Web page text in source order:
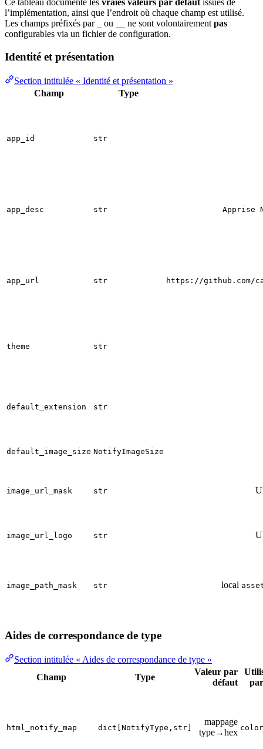
Ce tableau documente les vraies valeurs par défaut issues de
l’implémentation, ainsi que l’endroit où chaque champ est utilisé.
Les champs préfixés par
ou ne sont volontairement pas
configurables via un fichier de configuration.
Identité et présentation
Section intitulée « Identité et présentation »
Champ
Type
app_id str
app_desc str Apprise
app_url str https://github.com/
theme str
default_extension str
default_image_size NotifyImageSize
image_url_mask str
image_url_logo str
image_path_mask str local
Aides de correspondance de type
Section intitulée « Aides de correspondance de type »
Champ
Type
Valeur par
défaut
par
html_notify_map dict[NotifyType,str]
mappage
type→hex